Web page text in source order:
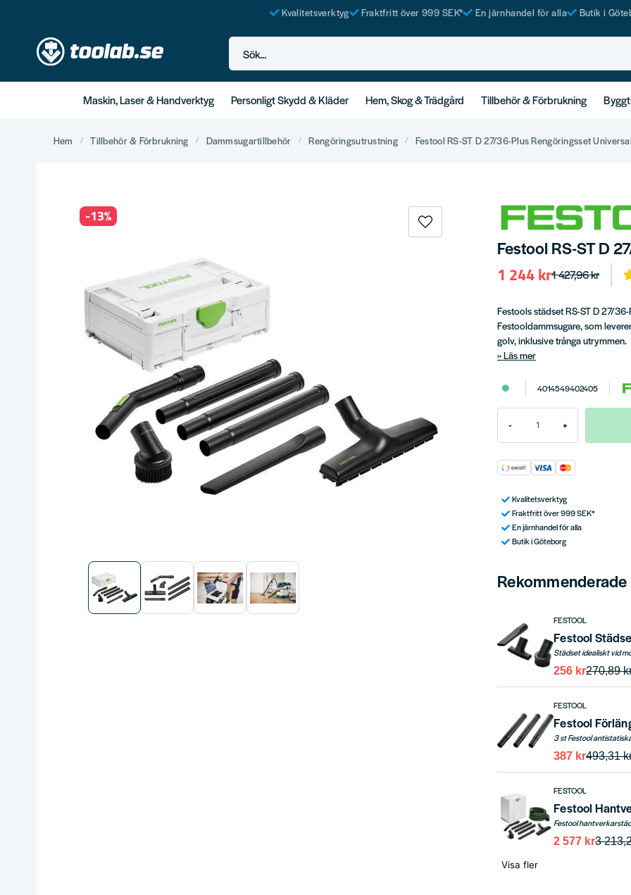
Kvalitetsverktyg Fraktfritt över 999 SEK* En järnhandel för alla Butik i
Sök...
Maskin, Laser & Handverktyg Personligt Skydd & Kläder Hem, Skog & Trädgård Tillbehör & Förbrukning
Hem Tillbehör & Förbrukning Dammsugartillbehör Rengöringsutrustning Festool RS-ST D 27/36-Plus Rengöringsset
-13%
Festool RS-ST D
1 427,96 kr
1 244 kr
Festools städset RS-ST D 27/
Festooldammsugare, som
golv, inklusive trånga utrymmen.
Läs mer
4014549402405
- +
Kvalitetsverktyg
Fraktfritt över 999 SEK*
En järnhandel för alla
Butik i Göteborg
FESTOOL
Festool
270,89
256 kr
FESTOOL
Festool
3 st Festool
493,31
387 kr
FESTOOL
Festool
3
2 577 kr
Visa fler